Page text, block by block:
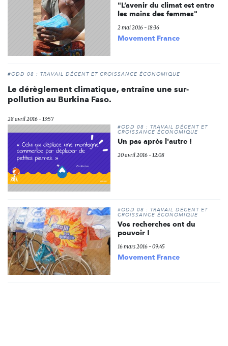
"L’avenir du climat est entre
les mains des femmes"
2 mai 2016 - 18:36
Movement France
#ODD 08 : TRAVAIL DÉCENT ET CROISSANCE ÉCONOMIQUE
Le dérèglement climatique, entraîne une sur-
pollution au Burkina Faso.
28 avril 2016 - 13:57
#ODD 08 : TRAVAIL DÉCENT ET
CROISSANCE ÉCONOMIQUE
Un pas après l'autre !
20 avril 2016 - 12:08
#ODD 08 : TRAVAIL DÉCENT ET
CROISSANCE ÉCONOMIQUE
Vos recherches ont du
pouvoir !
16 mars 2016 - 09:45
Movement France